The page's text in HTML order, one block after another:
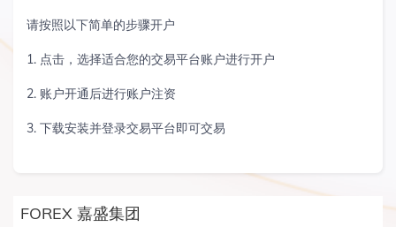
请按照以下简单的步骤开户
1. 点击，选择适合您的交易平台账户进行开户
2. 账户开通后进行账户注资
3. 下载安装并登录交易平台即可交易
FOREX 嘉盛集团